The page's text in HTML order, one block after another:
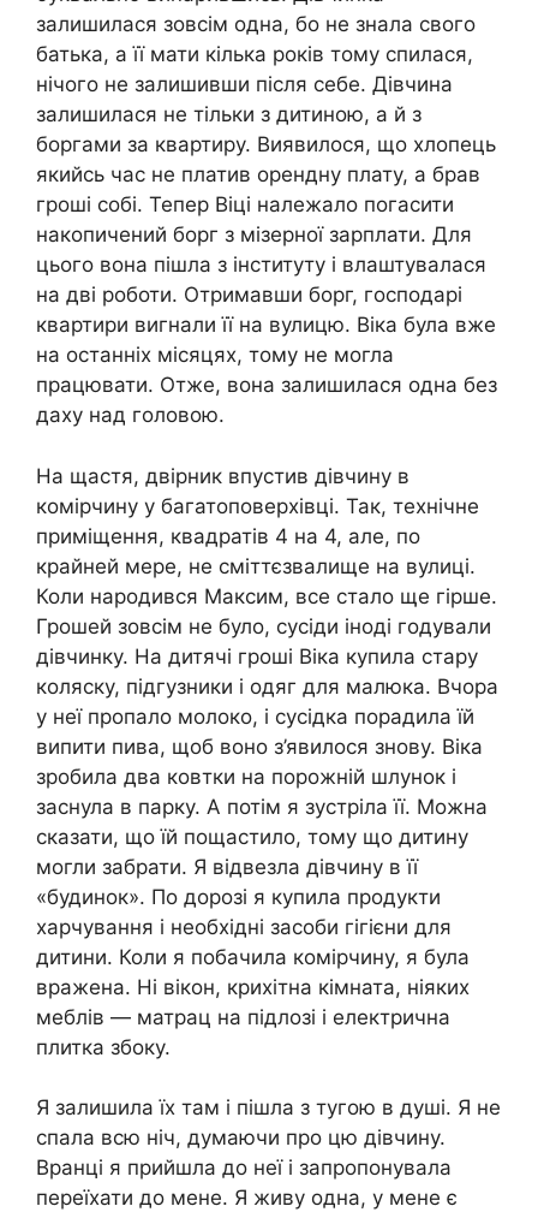
залишилася зовсім одна, бо не знала свого
батька, а її мати кілька років тому спилася,
нічого не залишивши після себе. Дівчина
залишилася не тільки з дитиною, а й з
боргами за квартиру. Виявилося, що хлопець
якийсь час не платив орендну плату, а брав
гроші собі. Тепер Віці належало погасити
накопичений борг з мізерної зарплати. Для
цього вона пішла з інституту і влаштувалася
на дві роботи. Отримавши борг, господарі
квартири вигнали її на вулицю. Віка була вже
на останніх місяцях, тому не могла
працювати. Отже, вона залишилася одна без
даху над головою.
На щастя, двірник впустив дівчину в
комірчину у багатоповерхівці. Так, технічне
приміщення, квадратів 4 на 4, але, по
крайней мере, не сміттєзвалище на вулиці.
Коли народився Максим, все стало ще гірше.
Грошей зовсім не було, сусіди іноді годували
дівчинку. На дитячі гроші Віка купила стару
коляску, підгузники і одяг для малюка. Вчора
у неї пропало молоко, і сусідка порадила їй
випити пива, щоб воно з’явилося знову. Віка
зробила два ковтки на порожній шлунок і
заснула в парку. А потім я зустріла її. Можна
сказати, що їй пощастило, тому що дитину
могли забрати. Я відвезла дівчину в її
«будинок». По дорозі я купила продукти
харчування і необхідні засоби гігієни для
дитини. Коли я побачила комірчину, я була
вражена. Ні вікон, крихітна кімната, ніяких
меблів — матрац на підлозі і електрична
плитка збоку.
Я залишила їх там і пішла з тугою в душі. Я не
спала всю ніч, думаючи про цю дівчину.
Вранці я прийшла до неї і запропонувала
переїхати до мене. Я живу одна, у мене є